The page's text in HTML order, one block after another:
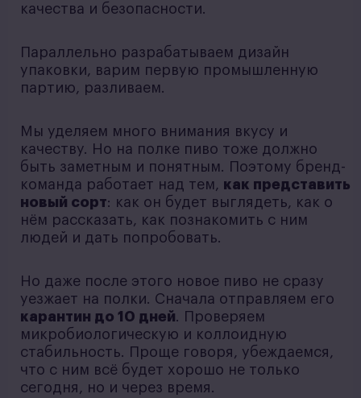
качества и безопасности.
Параллельно разрабатываем дизайн
упаковки, варим первую промышленную
партию, разливаем.
Мы уделяем много внимания вкусу и
качеству. Но на полке пиво тоже должно
быть заметным и понятным. Поэтому бренд-
команда работает над тем, как представить
новый сорт: как он будет выглядеть, как о
нём рассказать, как познакомить с ним
людей и дать попробовать.
Но даже после этого новое пиво не сразу
уезжает на полки. Сначала отправляем его
карантин до 10 дней. Проверяем
микробиологическую и коллоидную
стабильность. Проще говоря, убеждаемся,
что с ним всё будет хорошо не только
сегодня, но и через время.